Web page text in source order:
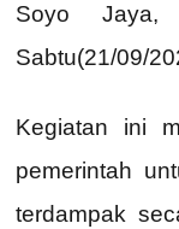
Soyo Jaya,
Sabtu(21/09/
Kegiatan ini
pemerintah
terdampak